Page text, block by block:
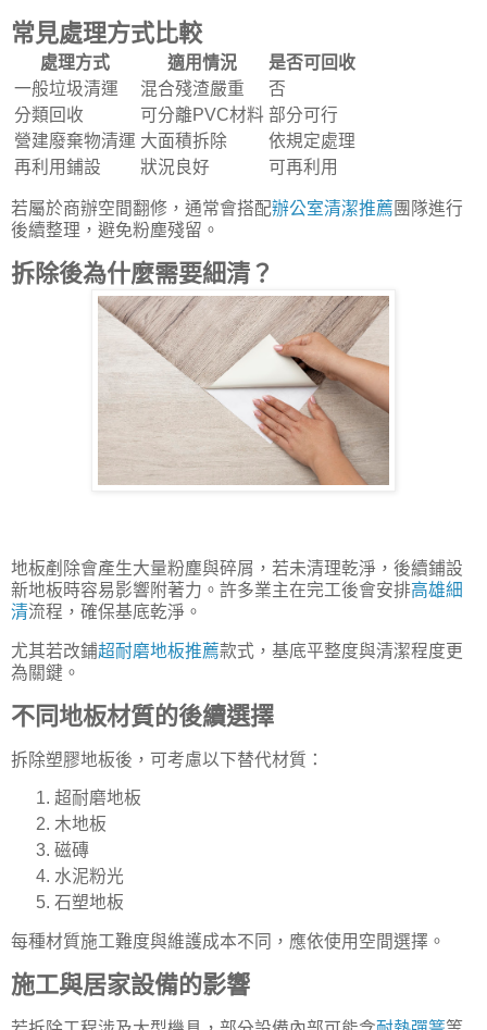
常見處理方式比較
處理方式 適用情況
是否可回收
一般垃圾清運
混合殘渣嚴重
否
分類回收
可分離PVC材料 部分可行
營建廢棄物清運 大面積拆除
依規定處理
再利用鋪設
狀況良好 可再利用
若屬於商辦空間翻修，通常會搭配辦公室清潔推薦 團隊進行
後續整理，避免粉塵殘留。
拆除後為什麼需要細清？
地板剷除會產生大量粉塵與碎屑，若未清理乾淨，後續鋪設
新地板時容易影響附著力。許多業主在完工後會安排高雄細
清流程，確保基底乾淨。
尤其若改鋪超耐磨地板推薦款式，基底平整度與清潔程度更
為關鍵。
不同地板材質的後續選擇
拆除塑膠地板後，可考慮以下替代材質：
超耐磨地板
木地板
磁磚
水泥粉光
石塑地板
每種材質施工難度與維護成本不同，應依使用空間選擇。
施工與居家設備的影響